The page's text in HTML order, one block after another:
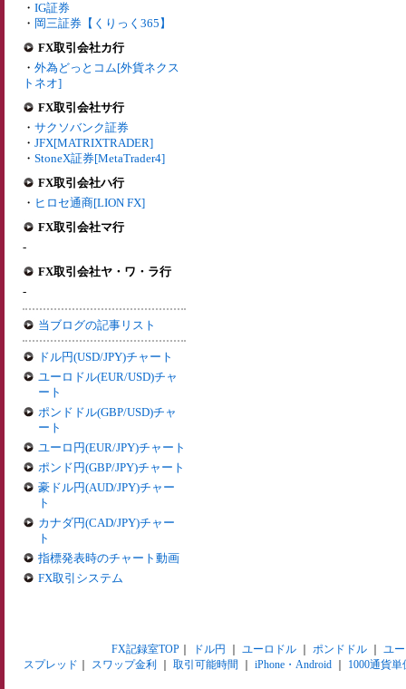
・ IG証券
・ 岡三証券【くりっく365】
FX取引会社カ行
・ 外為どっとコム[外貨ネクス
トネオ]
FX取引会社サ行
・ サクソバンク証券
・ JFX[MATRIXTRADER]
・ StoneX証券[MetaTrader4]
FX取引会社ハ行
・ ヒロセ通商[LION FX]
FX取引会社マ行
-
FX取引会社ヤ・ワ・ラ行
-
当ブログの記事リスト
ドル円(USD/JPY)チャート
ユーロドル(EUR/USD)チャ
ート
ポンドドル(GBP/USD)チャ
ート
ユーロ円(EUR/JPY)チャート
ポンド円(GBP/JPY)チャート
豪ドル円(AUD/JPY)チャー
ト
カナダ円(CAD/JPY)チャー
ト
指標発表時のチャート動画
FX取引システム
FX記録室TOP｜ ドル円 ユーロドル｜ ポンドドル｜ ユ
スプレッド
スワップ金利 取引可能時間 iPhone・Android 1000通貨単